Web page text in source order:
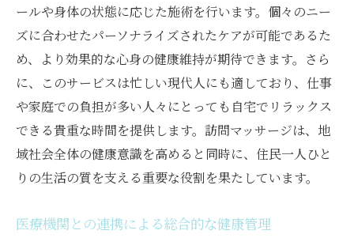
ールや身体の状態に応じた施術を行います。個々のニー
ズに合わせたパーソナライズされたケアが可能であるた
め、より効果的な心身の健康維持が期待できます。さら
に、このサービスは忙しい現代人にも適しており、仕事
や家庭での負担が多い人々にとっても自宅でリラックス
できる貴重な時間を提供します。訪問マッサージは、地
域社会全体の健康意識を高めると同時に、住民一人ひと
りの生活の質を支える重要な役割を果たしています。
医療機関との連携による総合的な健康管理